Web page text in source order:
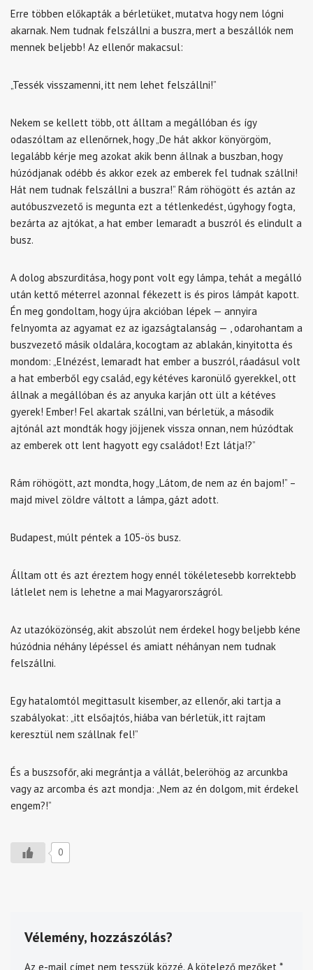
Erre többen előkapták a bérletüket, mutatva hogy nem lógni
akarnak. Nem tudnak felszállni a buszra, mert a beszállók nem
mennek beljebb! Az ellenőr makacsul:
„Tessék visszamenni, itt nem lehet felszállni!”
Nekem se kellett több, ott álltam a megállóban és így
odaszóltam az ellenőrnek, hogy „De hát akkor könyörgöm,
legalább kérje meg azokat akik benn állnak a buszban, hogy
húzódjanak odébb és akkor ezek az emberek fel tudnak szállni!
Hát nem tudnak felszállni a buszra!” Rám röhögött és aztán az
autóbuszvezető is megunta ezt a tétlenkedést, úgyhogy fogta,
bezárta az ajtókat, a hat ember lemaradt a buszról és elindult a
busz.
A dolog abszurditása, hogy pont volt egy lámpa, tehát a megálló
után kettő méterrel azonnal fékezett is és piros lámpát kapott.
Én meg gondoltam, hogy újra akcióban lépek — annyira
felnyomta az agyamat ez az igazságtalanság — , odarohantam a
buszvezető másik oldalára, kocogtam az ablakán, kinyitotta és
mondom: „Elnézést, lemaradt hat ember a buszról, ráadásul volt
a hat emberből egy család, egy kétéves karonülő gyerekkel, ott
állnak a megállóban és az anyuka karján ott ült a kétéves
gyerek! Ember! Fel akartak szállni, van bérletük, a második
ajtónál azt mondták hogy jöjjenek vissza onnan, nem húzódtak
az emberek ott lent hagyott egy családot! Ezt látja!?”
Rám röhögött, azt mondta, hogy „Látom, de nem az én bajom!” –
majd mivel zöldre váltott a lámpa, gázt adott.
Budapest, múlt péntek a 105-ös busz.
Álltam ott és azt éreztem hogy ennél tökéletesebb korrektebb
látlelet nem is lehetne a mai Magyarországról.
Az utazóközönség, akit abszolút nem érdekel hogy beljebb kéne
húzódnia néhány lépéssel és amiatt néhányan nem tudnak
felszállni.
Egy hatalomtól megittasult kisember, az ellenőr, aki tartja a
szabályokat: „itt elsőajtós, hiába van bérletük, itt rajtam
keresztül nem szállnak fel!”
És a buszsofőr, aki megrántja a vállát, beleröhög az arcunkba
vagy az arcomba és azt mondja: „Nem az én dolgom, mit érdekel
engem?!”
0
Vélemény, hozzászólás?
Az e-mail címet nem tesszük közzé. A kötelező mezőket *